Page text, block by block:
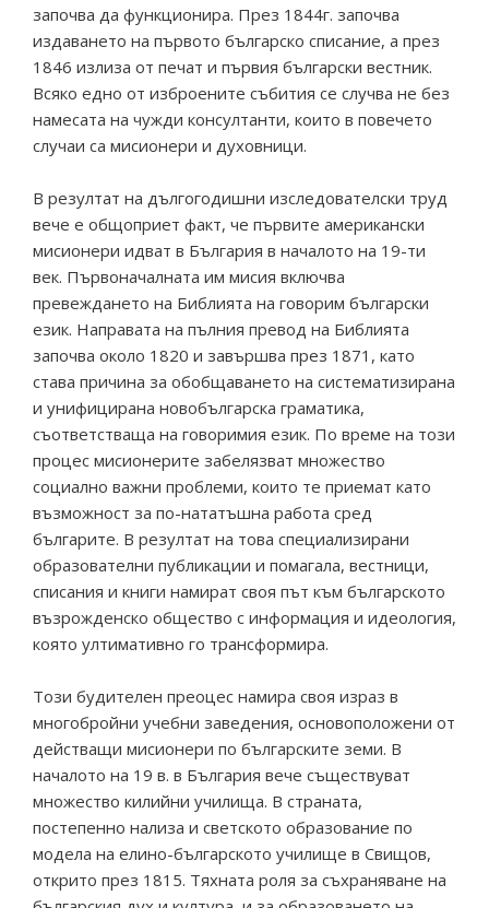
започва да функционира. През 1844г. започва
издаването на първото българско списание, а през
1846 излиза от печат и първия български вестник.
Всяко едно от изброените събития се случва не без
намесата на чужди консултанти, които в повечето
случаи са мисионери и духовници.
В резултат на дългогодишни изследователски труд
вече е общоприет факт, че първите американски
мисионери идват в България в началото на 19-ти
век. Първоначалната им мисия включва
превеждането на Библията на говорим български
език. Направата на пълния превод на Библията
започва около 1820 и завършва през 1871, като
става причина за обобщаването на систематизирана
и унифицирана новобългарска граматика,
съответстваща на говоримия език. По време на този
процес мисионерите забелязват множество
социално важни проблеми, които те приемат като
възможност за по-нататъшна работа сред
българите. В резултат на това специализирани
образователни публикации и помагала, вестници,
списания и книги намират своя път към българското
възрожденско общество с информация и идеология,
която ултимативно го трансформира.
Този будителен преоцес намира своя израз в
многобройни учебни заведения, основоположени от
действащи мисионери по българските земи. В
началото на 19 в. в България вече съществуват
множество килийни училища. В страната,
постепенно нализа и светското образование по
модела на елино-българското училище в Свищов,
открито през 1815. Тяхната роля за съхраняване на